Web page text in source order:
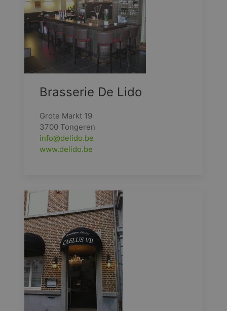
Brasserie De Lido
Grote Markt 19
3700 Tongeren
info@delido.be
www.delido.be